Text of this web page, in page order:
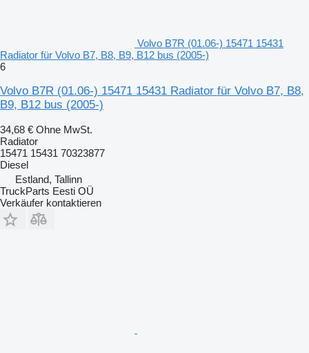
Volvo B7R (01.06-) 15471 15431
Radiator für Volvo B7, B8, B9, B12 bus (2005-)
6
Volvo B7R (01.06-) 15471 15431 Radiator für Volvo B7, B8,
B9, B12 bus (2005-)
34,68 € Ohne MwSt.
Radiator
15471 15431 70323877
Diesel
Estland, Tallinn
TruckParts Eesti OÜ
Verkäufer kontaktieren